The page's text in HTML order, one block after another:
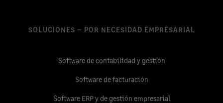
SOLUCIONES – POR NECESIDAD EMPRESARIAL
Software de contabilidad y gestión
Software de facturación
Software ERP y de gestión empresarial